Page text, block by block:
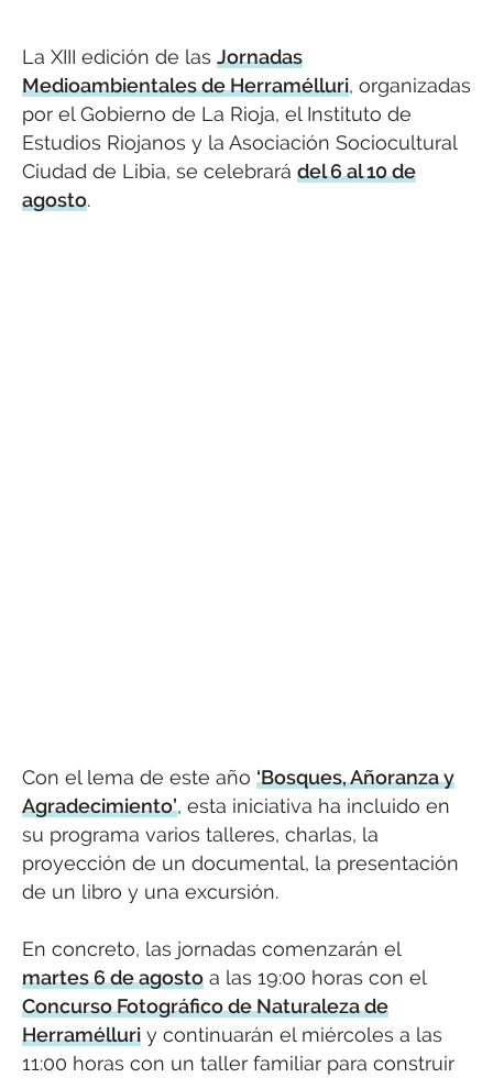
La XIII edición de las Jornadas
Medioambientales de Herramélluri, organizadas
por el Gobierno de La Rioja, el Instituto de
Estudios Riojanos y la Asociación Sociocultural
Ciudad de Libia, se celebrará del 6 al 10 de
agosto.
Con el lema de este año ‘Bosques, Añoranza y
Agradecimiento’, esta iniciativa ha incluido en
su programa varios talleres, charlas, la
proyección de un documental, la presentación
de un libro y una excursión.
En concreto, las jornadas comenzarán el
martes 6 de agosto a las 19:00 horas con el
Concurso Fotográfico de Naturaleza de
Herramélluri y continuarán el miércoles a las
11:00 horas con un taller familiar para construir